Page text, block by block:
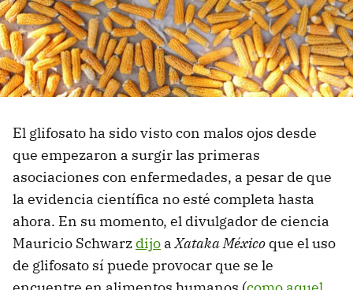
El glifosato ha sido visto con malos ojos desde
que empezaron a surgir las primeras
asociaciones con enfermedades, a pesar de que
la evidencia científica no esté completa hasta
ahora. En su momento, el divulgador de ciencia
Mauricio Schwarz dijo aXataka México que el uso
de glifosato sí puede provocar que se le